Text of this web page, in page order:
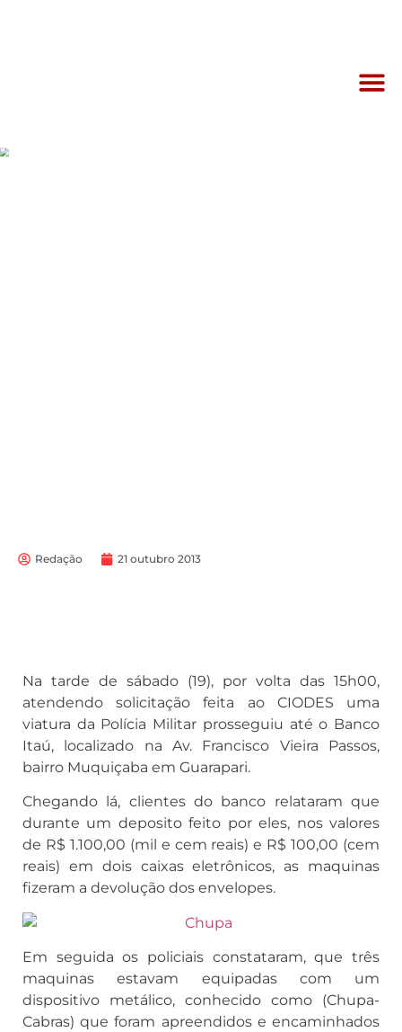
Redação 21 outubro 2013
Na tarde de sábado (19), por volta das 15h00,
atendendo solicitação feita ao CIODES uma
viatura da Polícia Militar prosseguiu até o Banco
Itaú, localizado na Av. Francisco Vieira Passos,
bairro Muquiçaba em Guarapari.
Chegando lá, clientes do banco relataram que
durante um deposito feito por eles, nos valores
de R$ 1.100,00 (mil e cem reais) e R$ 100,00 (cem
reais) em dois caixas eletrônicos, as maquinas
fizeram a devolução dos envelopes.
Em seguida os policiais constataram, que três
maquinas estavam equipadas com um
dispositivo metálico, conhecido como (Chupa-
Cabras) que foram apreendidos e encaminhados